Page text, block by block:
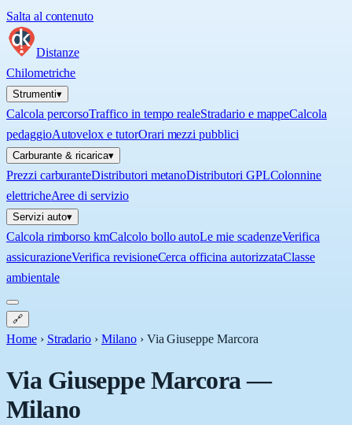
Salta al contenuto
Distanze
Chilometriche
Strumenti▾
Calcola percorsoTraffico in tempo realeStradario e mappeCalcola
pedaggioAutovelox e tutorOrari mezzi pubblici
Carburante & ricarica▾
Prezzi carburanteDistributori metanoDistributori GPLColonnine
elettricheAree di servizio
Servizi auto▾
Calcola rimborso kmCalcolo bollo autoLe mie scadenzeVerifica
assicurazioneVerifica revisioneCerca officina autorizzataClasse
ambientale
🔗
Home › Stradario › Milano › Via Giuseppe Marcora
Via Giuseppe Marcora—
Milano